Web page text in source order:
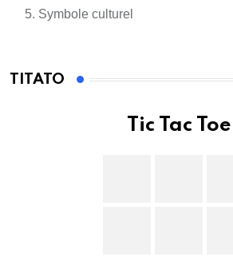
Symbole culturel
TITATO
Tic Tac Toe